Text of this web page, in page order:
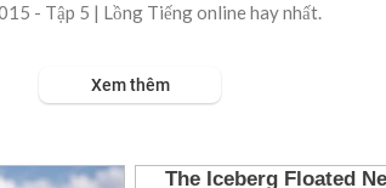
- Tập 5 | Lồng Tiếng online hay nhất.
Xem thêm